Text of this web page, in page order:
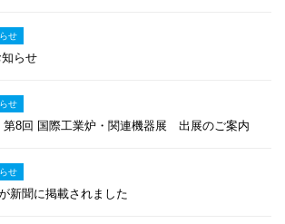
せ
らせ
せ
8回 国際工業炉・関連機器展 出展のご案内
せ
新聞に掲載されました